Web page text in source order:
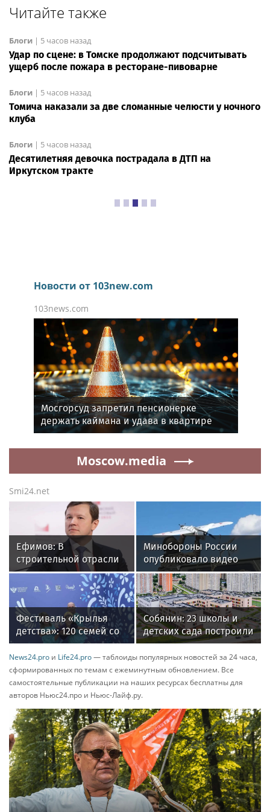
Читайте также
Блоги | 5 часов назад
Удар по сцене: в Томске продолжают подсчитывать
ущерб после пожара в ресторане-пивоварне
Блоги | 5 часов назад
Томича наказали за две сломанные челюсти у ночного
клуба
Блоги | 5 часов назад
Десятилетняя девочка пострадала в ДТП на
Иркутском тракте
Alena Rubanpublish photo
Улаганский район Республики Алтай, сентябрь
2025 В этом сентябре снова будем здесь снимать.
Приглашаю в экспедицию \"В гости к ледникам\"
любителей совмещать съёмку с лёгким
треккингом. Даты: 15-24 сентября Размер группы:
4 человека (с водителем, то есть мной). Осталось 1
место. В маршрут включены долины крупнейших
ледников Южно-Чуйского х...
Источник: 35photo.ru
Rss.plus